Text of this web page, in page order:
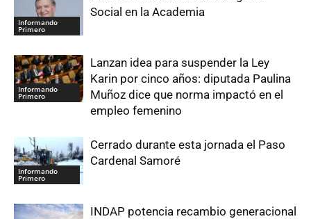
Informando
Primero
Social en la Academia
Informando
Primero
Lanzan idea para suspender la Ley
Karin por cinco años: diputada Paulina
Muñoz dice que norma impactó en el
empleo femenino
Informando
Primero
Cerrado durante esta jornada el Paso
Cardenal Samoré
INDAP potencia recambio generacional